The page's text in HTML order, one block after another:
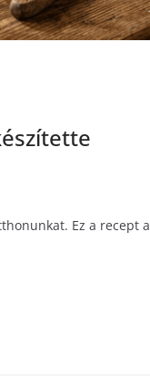
Ez a recept a